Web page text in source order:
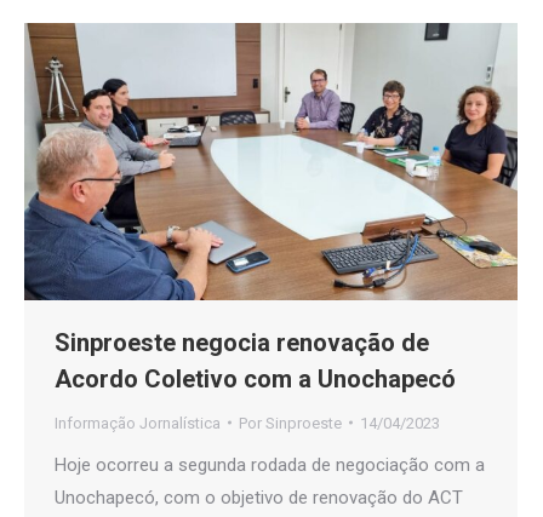
Sinproeste negocia renovação de
Acordo Coletivo com a Unochapecó
Informação Jornalística Por Sinproeste 14/04/2023
Hoje ocorreu a segunda rodada de negociação com a
Unochapecó, com o objetivo de renovação do ACT